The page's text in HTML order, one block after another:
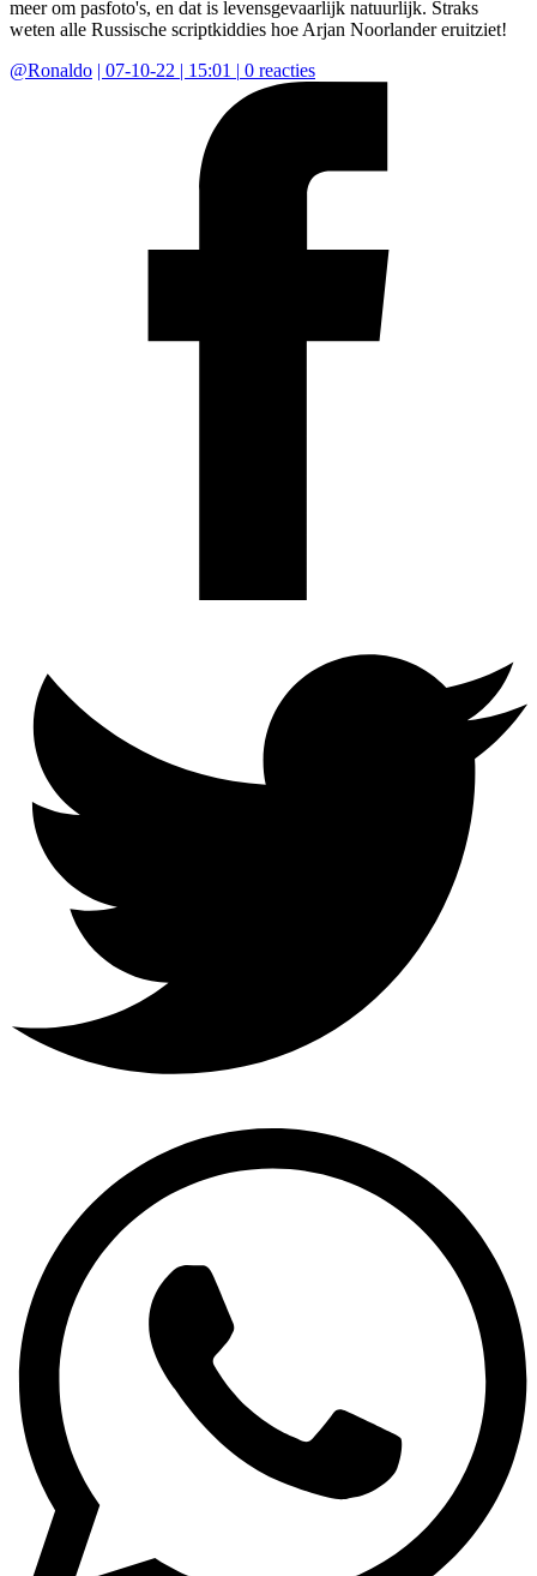
meer om pasfoto's, en dat is levensgevaarlijk natuurlijk. Straks
weten alle Russische scriptkiddies hoe Arjan Noorlander eruitziet!
@Ronaldo | 07-10-22 | 15:01 | 0 reacties